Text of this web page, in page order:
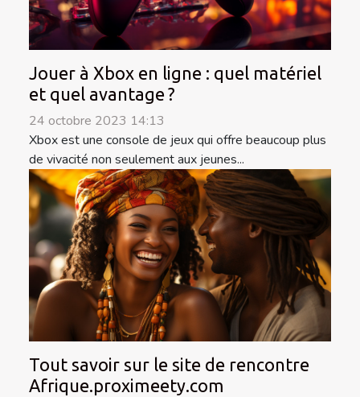
Jouer à Xbox en ligne : quel matériel
et quel avantage ?
24 octobre 2023 14:13
Xbox est une console de jeux qui offre beaucoup plus
de vivacité non seulement aux jeunes...
Tout savoir sur le site de rencontre
Afrique.proximeety.com